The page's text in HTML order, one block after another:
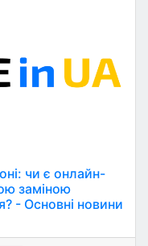
чи є онлайн-
заміною
- Основні новини